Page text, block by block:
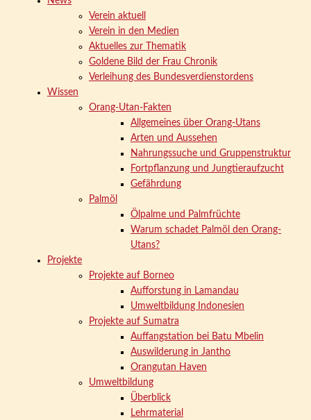
Verein aktuell
Verein in den Medien
Aktuelles zur Thematik
Goldene Bild der Frau Chronik
Verleihung des Bundesverdienstordens
Wissen
Orang-Utan-Fakten
Allgemeines über Orang-Utans
Arten und Aussehen
Nahrungssuche und Gruppenstruktur
Fortpflanzung und Jungtieraufzucht
Gefährdung
Palmöl
Ölpalme und Palmfrüchte
Warum schadet Palmöl den Orang-
Utans?
Projekte
Projekte auf Borneo
Aufforstung in Lamandau
Umweltbildung Indonesien
Projekte auf Sumatra
Auffangstation bei Batu Mbelin
Auswilderung in Jantho
Orangutan Haven
Umweltbildung
Überblick
Lehrmaterial